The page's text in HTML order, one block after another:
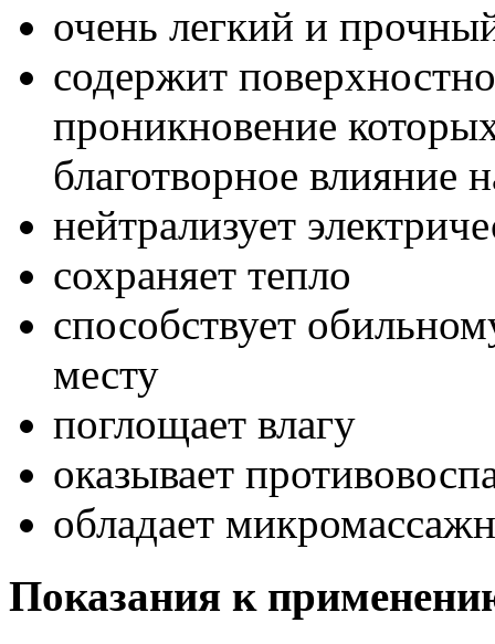
очень легкий и
содержит
проникновение
благотворное влияние
нейтрализует
сохраняет тепло
способствует
месту
поглощает влагу
оказывает
обладает
Показания к